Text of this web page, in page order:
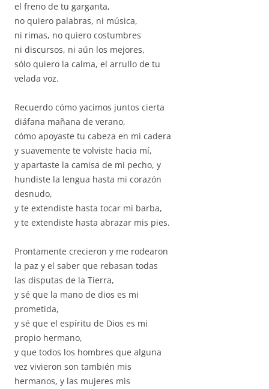
el freno de tu garganta,
no quiero palabras, ni música,
ni rimas, no quiero costumbres
ni discursos, ni aún los mejores,
sólo quiero la calma, el arrullo de tu
velada voz.
Recuerdo cómo yacimos juntos cierta
diáfana mañana de verano,
cómo apoyaste tu cabeza en mi cadera
y suavemente te volviste hacia mí,
y apartaste la camisa de mi pecho, y
hundiste la lengua hasta mi corazón
desnudo,
y te extendiste hasta tocar mi barba,
y te extendiste hasta abrazar mis pies.
Prontamente crecieron y me rodearon
la paz y el saber que rebasan todas
las disputas de la Tierra,
y sé que la mano de dios es mi
prometida,
y sé que el espíritu de Dios es mi
propio hermano,
y que todos los hombres que alguna
vez vivieron son también mis
hermanos, y las mujeres mis